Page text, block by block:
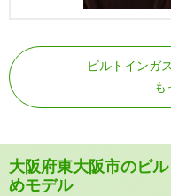
ビルトインガ
も
大阪府東大阪市のビ
めモデル